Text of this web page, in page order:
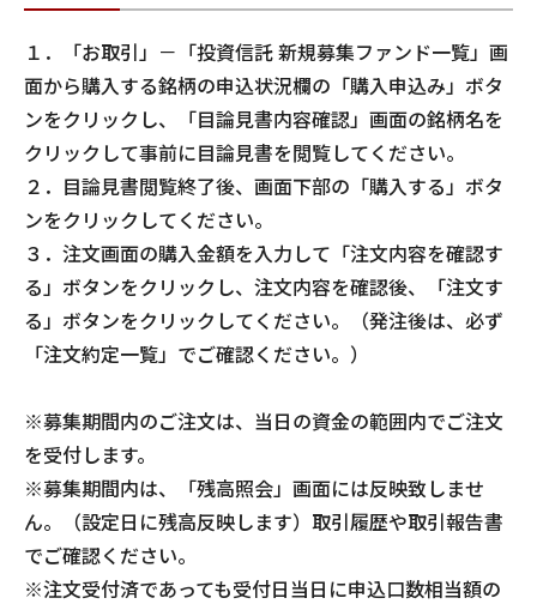
１．「お取引」－「投資信託 新規募集ファンド一覧」画
面から購入する銘柄の申込状況欄の「購入申込み」ボタ
ンをクリックし、「目論見書内容確認」画面の銘柄名を
クリックして事前に目論見書を閲覧してください。
２．目論見書閲覧終了後、画面下部の「購入する」ボタ
ンをクリックしてください。
３．注文画面の購入金額を入力して「注文内容を確認す
る」ボタンをクリックし、注文内容を確認後、「注文す
る」ボタンをクリックしてください。（発注後は、必ず
「注文約定一覧」でご確認ください。）
※募集期間内のご注文は、当日の資金の範囲内でご注文
を受付します。
※募集期間内は、「残高照会」画面には反映致しませ
ん。（設定日に残高反映します）取引履歴や取引報告書
でご確認ください。
※注文受付済であっても受付日当日に申込口数相当額の